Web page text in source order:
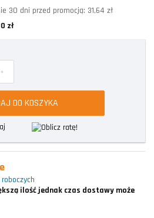
30 dni przed promocją: 31,64 zł
zł
+
DO KOSZYKA
ilość jednak czas dostawy może